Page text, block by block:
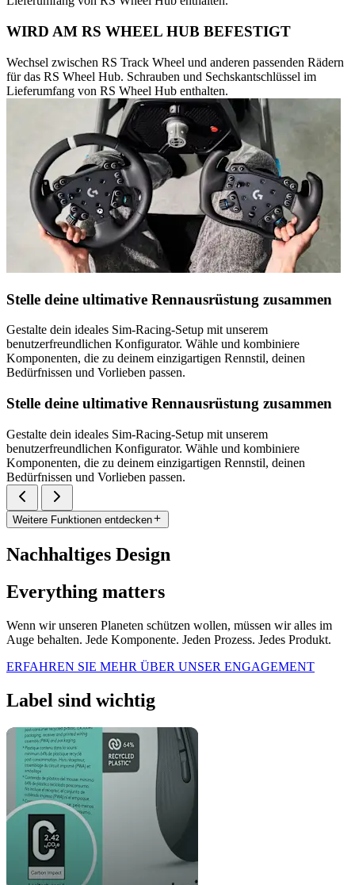
WIRD AM RS WHEEL HUB BEFESTIGT
Wechsel zwischen RS Track Wheel und anderen passenden Rädern
für das RS Wheel Hub. Schrauben und Sechskantschlüssel im
Lieferumfang von RS Wheel Hub enthalten.
Stelle deine ultimative Rennausrüstung zusammen
Gestalte dein ideales Sim-Racing-Setup mit unserem
benutzerfreundlichen Konfigurator. Wähle und kombiniere
Komponenten, die zu deinem einzigartigen Rennstil, deinen
Bedürfnissen und Vorlieben passen.
Stelle deine ultimative Rennausrüstung zusammen
Gestalte dein ideales Sim-Racing-Setup mit unserem
benutzerfreundlichen Konfigurator. Wähle und kombiniere
Komponenten, die zu deinem einzigartigen Rennstil, deinen
Bedürfnissen und Vorlieben passen.
Weitere Funktionen entdecken
Nachhaltiges Design
Everything matters
Wenn wir unseren Planeten schützen wollen, müssen wir alles im
Auge behalten. Jede Komponente. Jeden Prozess. Jedes Produkt.
ERFAHREN SIE MEHR ÜBER UNSER ENGAGEMENT
Label sind wichtig